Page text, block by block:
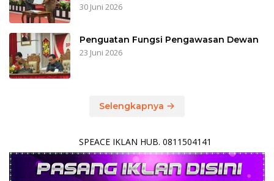
30 Juni 2026
Penguatan Fungsi Pengawasan Dewan
23 Juni 2026
Selengkapnya
SPEACE IKLAN HUB. 0811504141